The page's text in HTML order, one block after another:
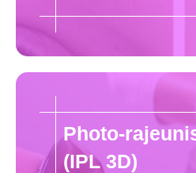
Photo-
(IPL 3D)